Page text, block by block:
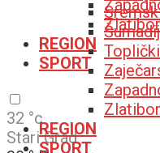
REGION
SPORT
32 °c
Stari Grad
REGION
SPORT